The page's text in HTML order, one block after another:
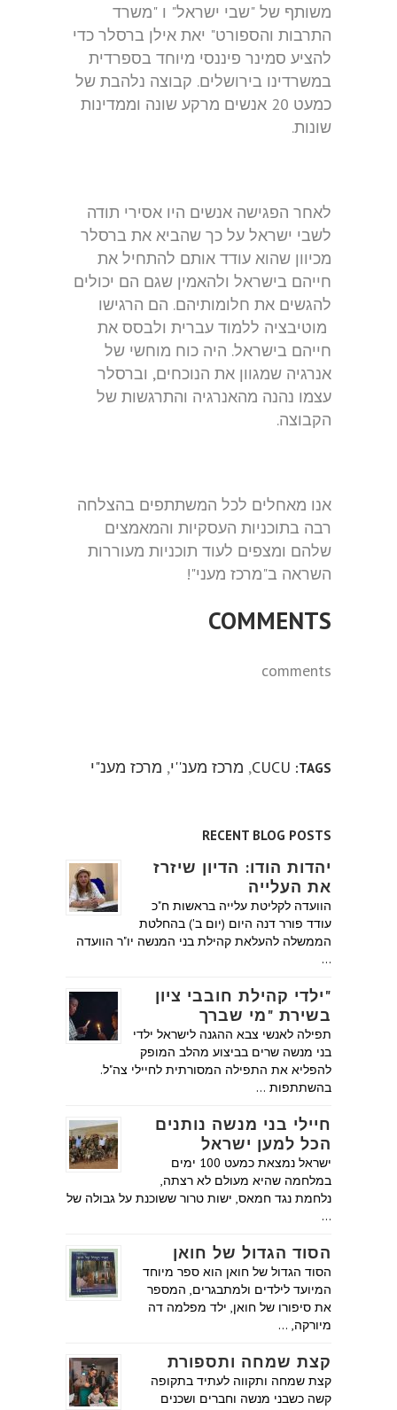
משותף של "שבי ישראל" ו "משרד
התרבות והספורט" יאת אילן ברסלר כדי
להציע סמינר פיננסי מיוחד בספרדית
במשרדינו בירושלים. קבוצה נלהבת של
כמעט 20 אנשים מרקע שונה וממדינות
שונות.
לאחר הפגישה אנשים היו אסירי תודה
לשבי ישראל על כך שהביא את ברסלר
מכיוון שהוא עודד אותם להתחיל את
חייהם בישראל ולהאמין שגם הם יכולים
להגשים את חלומותיהם. הם הרגישו
מוטיבציה ללמוד עברית ולבסס את
חייהם בישראל. היה כוח מוחשי של
אנרגיה שמגוון את הנוכחים, וברסלר
עצמו נהנה מהאנרגיה והתרגשות של
הקבוצה.
אנו מאחלים לכל המשתתפים בהצלחה
רבה בתוכניות העסקיות והמאמצים
שלהם ומצפים לעוד תוכניות מעוררות
השראה ב"מרכז מעני"!
COMMENTS
comments
TAGS:
CUCU
, מרכז מענ''י, מרכז מענ"י
RECENT BLOG POSTS
יהדות הודו: הדיון שיזרז
את העלייה
הוועדה לקליטת עלייה בראשות ח"כ
עודד פורר דנה היום (יום ב') בהחלטת
הממשלה להעלאת קהילת בני המנשה יו"ר הוועדה
…
"ילדי קהילת חובבי ציון
בשירת "מי שברך
תפילה לאנשי צבא ההגנה לישראל ילדי
בני מנשה שרים בביצוע מהלב המופק
להפליא את התפילה המסורתית לחיילי צה"ל.
בהשתתפות …
חיילי בני מנשה נותנים
הכל למען ישראל
ישראל נמצאת כמעט 100 ימים
במלחמה שהיא מעולם לא רצתה,
נלחמת נגד חמאס, ישות טרור ששוכנת על גבולה של
…
הסוד הגדול של חואן
הסוד הגדול של חואן הוא ספר מיוחד
המיועד לילדים ולמתבגרים, המספר
את סיפורו של חואן, ילד מפלמה דה
מיורקה, …
קצת שמחה ותספורת
קצת שמחה ותקווה לעתיד בתקופה
קשה כשבני מנשה וחברים ושכנים